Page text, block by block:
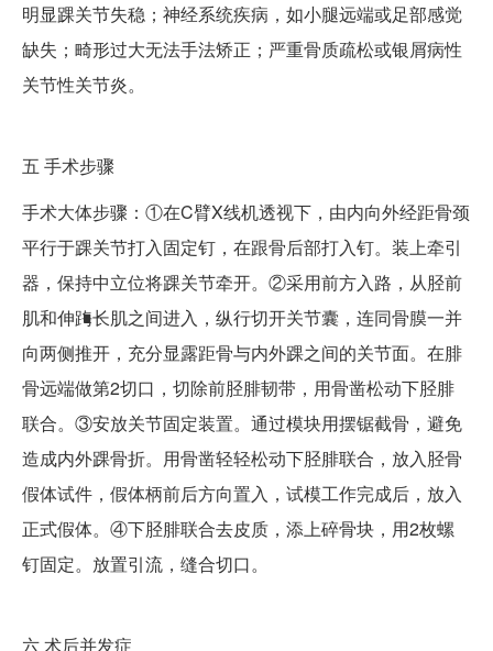
明显踝关节失稳；神经系统疾病，如小腿远端或足部感觉
缺失；畸形过大无法手法矫正；严重骨质疏松或银屑病性
关节性关节炎。
五 手术步骤
手术大体步骤：①在C臂X线机透视下，由内向外经距骨颈
平行于踝关节打入固定钉，在跟骨后部打入钉。装上牵引
器，保持中立位将踝关节牵开。②采用前方入路，从胫前
肌和伸踇长肌之间进入，纵行切开关节囊，连同骨膜一并
向两侧推开，充分显露距骨与内外踝之间的关节面。在腓
骨远端做第2切口，切除前胫腓韧带，用骨凿松动下胫腓
联合。③安放关节固定装置。通过模块用摆锯截骨，避免
造成内外踝骨折。用骨凿轻轻松动下胫腓联合，放入胫骨
假体试件，假体柄前后方向置入，试模工作完成后，放入
正式假体。④下胫腓联合去皮质，添上碎骨块，用2枚螺
钉固定。放置引流，缝合切口。
六术后并发症